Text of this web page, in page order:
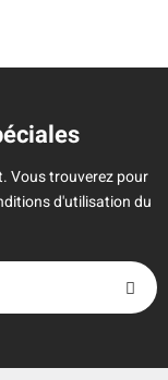
Vous trouverez pour
d'utilisation du